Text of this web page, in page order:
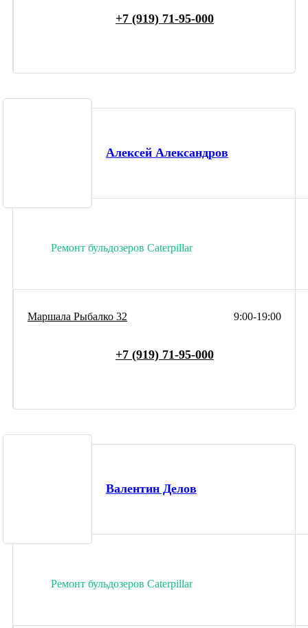
+7 (919) 71-95-000
Алексей Александров
Ремонт бульдозеров Caterpillar
9:00-19:00
Маршала Рыбалко 32
+7 (919) 71-95-000
Валентин Делов
Ремонт бульдозеров Caterpillar